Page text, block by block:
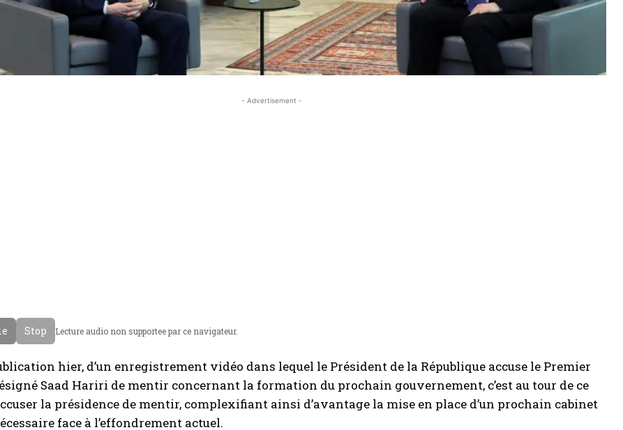
- Advertisement -
Stop Lecture audio non supportee par ce navigateur.
hier, d’un enregistrement vidéo dans lequel le Président de la République accuse le Premier
Saad Hariri de mentir concernant la formation du prochain gouvernement, c’est au tour de ce
la présidence de mentir, complexifiant ainsi d’avantage la mise en place d’un prochain cabinet
face à l’effondrement actuel.